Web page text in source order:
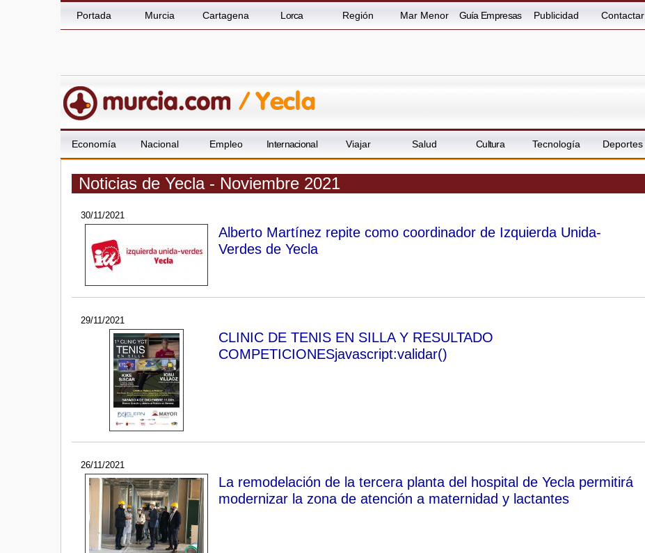
Portada Murcia Cartagena Lorca Región Mar Menor Guía Empresas Publicidad Contactar
Economía Nacional Empleo Internacional Viajar Salud Cultura Tecnología Deportes
Noticias de Yecla - Noviembre 2021
30/11/2021
Alberto Martínez repite como coordinador de Izquierda Unida-
Verdes de Yecla
29/11/2021
CLINIC DE TENIS EN SILLA Y RESULTADO
COMPETICIONESjavascript:validar()
26/11/2021
La remodelación de la tercera planta del hospital de Yecla permitirá
modernizar la zona de atención a maternidad y lactantes